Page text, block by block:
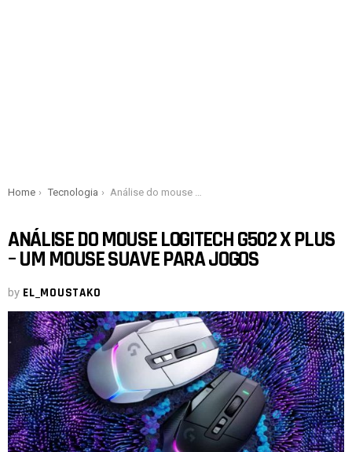
You are here:
Home Tecnologia Análise do mouse Logitech G502 X Plus – Um mouse suave para jogos
ANÁLISE DO MOUSE LOGITECH G502 X PLUS
– UM MOUSE SUAVE PARA JOGOS
by EL_MOUSTAKO